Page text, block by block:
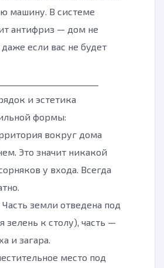
машину. В системе
антифриз — дом не
если вас не будет
и эстетика
формы:
вокруг дома
Это значит никакой
у входа. Всегда
Часть земли отведена под
зелень к столу), часть —
и загара.
место под